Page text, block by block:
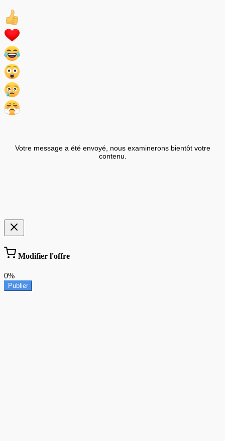
Votre message a été envoyé, nous examinerons bientôt votre
contenu.
Modifier l'offre
0%
Publier